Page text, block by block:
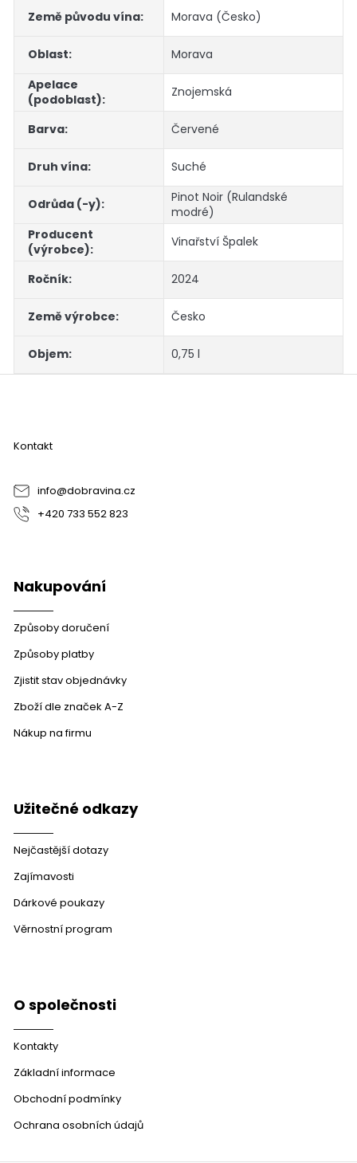
Země původu vína: Morava (Česko)
Oblast:
Morava
Apelace
(podoblast): Znojemská
Barva: Červené
Druh vína: Suché
Odrůda (-y):
Pinot Noir (Rulandské
modré)
Producent
(výrobce): Vinařství Špalek
Ročník: 2024
Země výrobce: Česko
Objem: 0,75 l
Z
Kontakt
info@dobravina.cz
+420 733 552 823
Nakupování
Způsoby doručení
Způsoby platby
Zjistit stav objednávky
Zboží dle značek A-Z
Nákup na firmu
Užitečné odkazy
Nejčastější dotazy
Zajímavosti
Dárkové poukazy
Věrnostní program
O společnosti
Kontakty
Základní informace
Obchodní podmínky
Ochrana osobních údajů